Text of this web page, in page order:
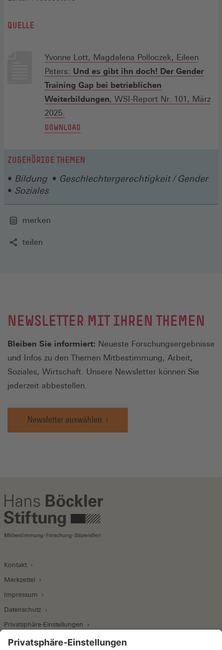
QUELLE
Yvonne Lott, Magdalena Polloczek, Eileen
Peters: Und es gibt ihn doch! Der Gender
Training Gap bei betrieblichen
Weiterbildungen, WSI-Report Nr. 101, März
2025.
in
DOWNLOAD
EINEM
FENSTER)
ZUGEHÖRIGE THEMEN
Bildung
Geschlechtergerechtigkeit / Gender
Soziales
merken
teilen
NEWSLETTER MIT IHREN THEMEN
Bleiben Sie informiert: Neueste Forschungsergebnisse
und Infos zu den Themen Mitbestimmung, Arbeit,
Soziales, Wirtschaft. Unsere Newsletter können Sie
jederzeit abbestellen.
Newsletter auswählen
Kontakt
Merkzettel
Impressum
Datenschutz
Privatsphäre-Einstellungen